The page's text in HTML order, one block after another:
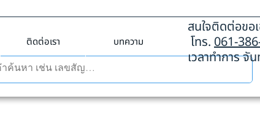
ติดต่อเรา บทความ
สนใจติดต่อขอ
โทร. 061-
เวลาทำการ จั